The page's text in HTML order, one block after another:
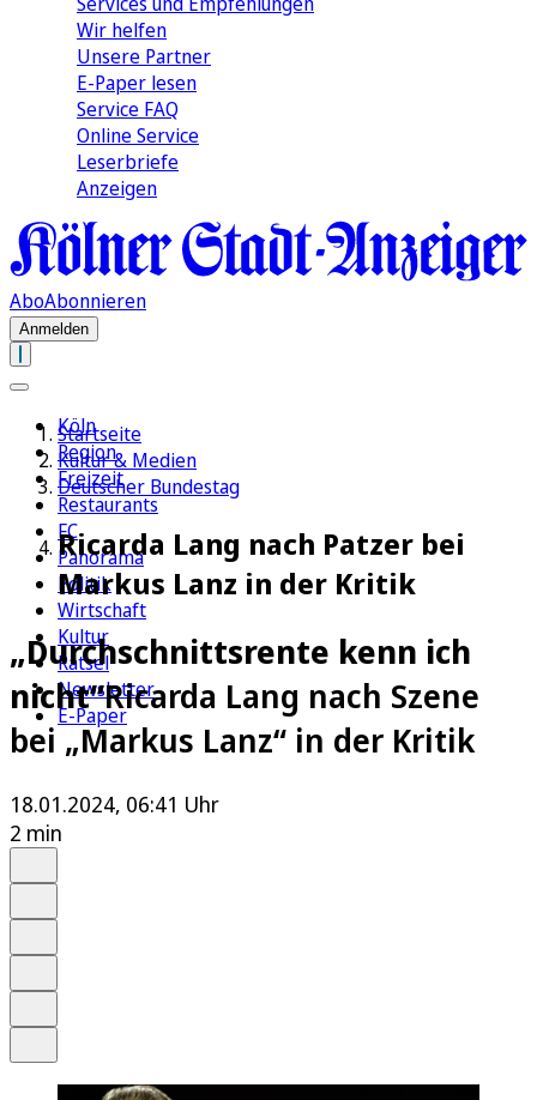
Wir helfen
Unsere Partner
E-Paper lesen
Service FAQ
Online Service
Leserbriefe
Anzeigen
AboAbonnieren
Anmelden
Köln
Region
Freizeit
Restaurants
FC
Panorama
Politik
Wirtschaft
Kultur
Rätsel
Newsletter
E-Paper
Startseite
Kultur & Medien
Deutscher Bundestag
Ricarda Lang nach Patzer bei
Markus Lanz in der Kritik
„Durchschnittsrente kenn ich
nicht“Ricarda Lang nach Szene
bei „Markus Lanz“ in der Kritik
18.01.2024, 06:41 Uhr
2 min